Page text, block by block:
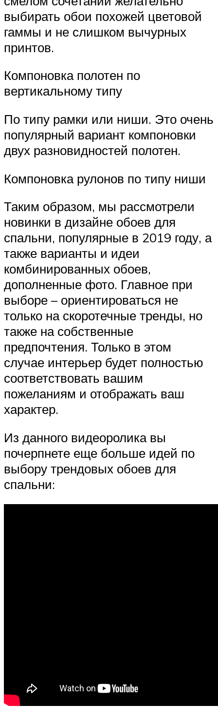
выбирать обои похожей цветовой
гаммы и не слишком вычурных
принтов.
Компоновка полотен по
вертикальному типу
По типу рамки или ниши. Это очень
популярный вариант компоновки
двух разновидностей полотен.
Компоновка рулонов по типу ниши
Таким образом, мы рассмотрели
новинки в дизайне обоев для
спальни, популярные в 2019 году, а
также варианты и идеи
комбинированных обоев,
дополненные фото. Главное при
выборе – ориентироваться не
только на скоротечные тренды, но
также на собственные
предпочтения. Только в этом
случае интерьер будет полностью
соответствовать вашим
пожеланиям и отображать ваш
характер.
Из данного видеоролика вы
почерпнете еще больше идей по
выбору трендовых обоев для
спальни: